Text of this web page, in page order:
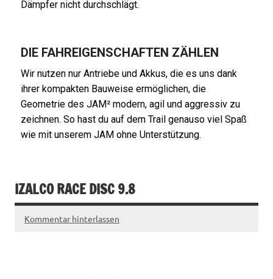
Dämpfer nicht durchschlägt.
DIE FAHREIGENSCHAFTEN ZÄHLEN
Wir nutzen nur Antriebe und Akkus, die es uns dank
ihrer kompakten Bauweise ermöglichen, die
Geometrie des JAM² modern, agil und aggressiv zu
zeichnen. So hast du auf dem Trail genauso viel Spaß
wie mit unserem JAM ohne Unterstützung.
IZALCO RACE DISC 9.8
Kommentar hinterlassen